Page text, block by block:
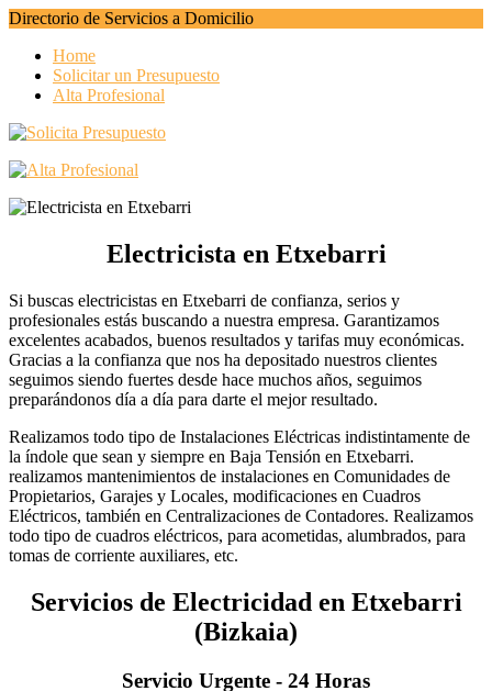
Directorio de Servicios a Domicilio
Home
Solicitar un Presupuesto
Alta Profesional
Electricista en Etxebarri
Si buscas electricistas en Etxebarri de confianza, serios y
profesionales estás buscando a nuestra empresa. Garantizamos
excelentes acabados, buenos resultados y tarifas muy económicas.
Gracias a la confianza que nos ha depositado nuestros clientes
seguimos siendo fuertes desde hace muchos años, seguimos
preparándonos día a día para darte el mejor resultado.
Realizamos todo tipo de Instalaciones Eléctricas indistintamente de
la índole que sean y siempre en Baja Tensión en Etxebarri.
realizamos mantenimientos de instalaciones en Comunidades de
Propietarios, Garajes y Locales, modificaciones en Cuadros
Eléctricos, también en Centralizaciones de Contadores. Realizamos
todo tipo de cuadros eléctricos, para acometidas, alumbrados, para
tomas de corriente auxiliares, etc.
Servicios de Electricidad en Etxebarri
(Bizkaia)
Servicio Urgente - 24 Horas